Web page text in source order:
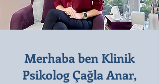
Merhaba ben Klinik
Psikolog Çağla Anar,